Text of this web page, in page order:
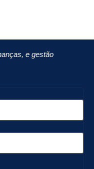
e gestão